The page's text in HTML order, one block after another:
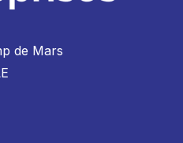
de Mars